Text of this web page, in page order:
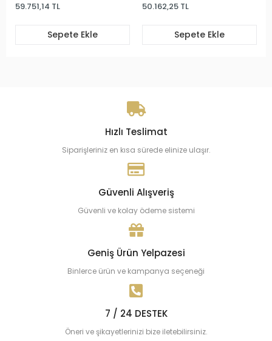
TL
Sepete Ekle
50.162,25 TL
Sepete Ekle
Hızlı Teslimat
Siparişleriniz en kısa sürede elinize ulaşır.
Güvenli Alışveriş
Güvenli ve kolay ödeme sistemi
Geniş Ürün Yelpazesi
Binlerce ürün ve kampanya seçeneği
7 / 24 DESTEK
Öneri ve şikayetlerinizi bize iletebilirsiniz.